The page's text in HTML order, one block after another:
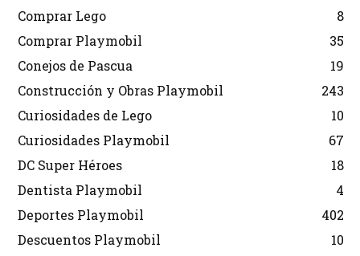
Comprar Lego
8
Comprar Playmobil
35
Conejos de Pascua
19
Construcción y Obras Playmobil
243
Curiosidades de Lego
10
Curiosidades Playmobil
67
DC Super Héroes
18
Dentista Playmobil
4
Deportes Playmobil
402
Descuentos Playmobil
10